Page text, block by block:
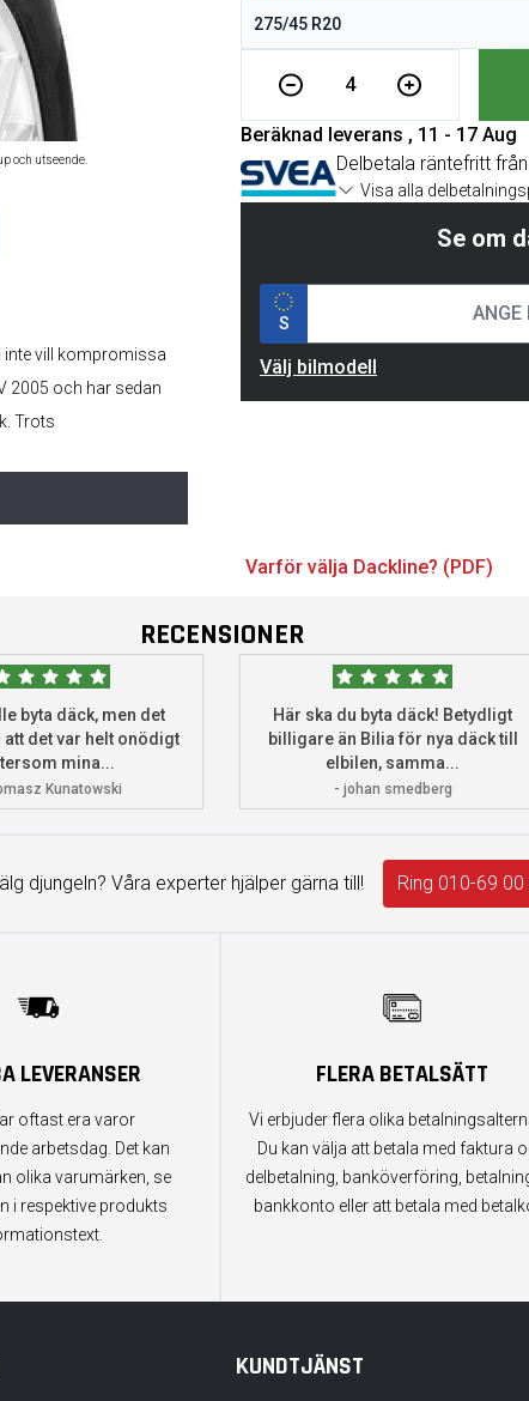
4
Beräknad leverans , 11 - 17 Aug
Delbetala räntefritt från
Visa alla
Se om
S
Välj bilmodell
och utseende.
inte vill kompromissa
2005 och har sedan
Trots
Varför välja Dackline? (PDF)
RECENSIONER
byta däck, men det
det var helt onödigt
mina...
Kunatowski
Här ska du byta däck! Betydligt
billigare än Bilia för nya däck till
elbilen, samma...
- johan smedberg
djungeln? Våra experter hjälper gärna till! Ring 010-69 00
LEVERANSER
oftast era varor
arbetsdag. Det kan
olika varumärken, se
i respektive produkts
FLERA BETALSÄTT
Vi erbjuder flera olika
Du kan välja att betala med faktura
delbetalning, banköverföring,
bankkonto eller att betala med
KUNDTJÄNST